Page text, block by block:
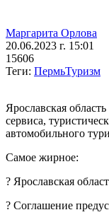
Маргарита Орлова
20.06.2023 г. 15:01
15606
Теги: ПермьТуризм
Ярославская
сервиса,
автомобильного
Самое жирное:
? Ярославская
? Соглашение